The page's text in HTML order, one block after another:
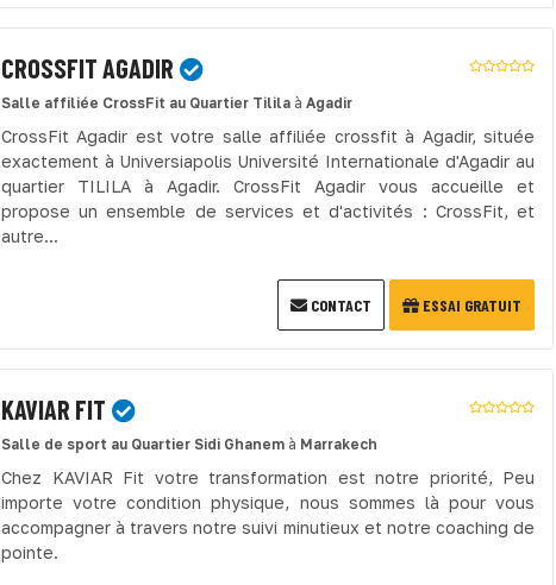
CROSSFIT AGADIR
Salle affiliée CrossFit au Quartier Tilila à Agadir
CrossFit Agadir est votre salle affiliée crossfit à Agadir, située
exactement à Universiapolis Université Internationale d'Agadir au
quartier TILILA à Agadir. CrossFit Agadir vous accueille et
propose un ensemble de services et d'activités : CrossFit, et
autre...
CONTACT ESSAI GRATUIT
KAVIAR FIT
Salle de sport au Quartier Sidi Ghanem à Marrakech
Chez KAVIAR Fit votre transformation est notre priorité, Peu
importe votre condition physique, nous sommes là pour vous
accompagner à travers notre suivi minutieux et notre coaching de
pointe.